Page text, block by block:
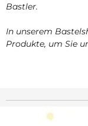
Bastler.
In unserem
Produkte, um Sie